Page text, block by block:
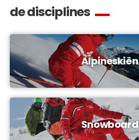
de disciplines
Alpineskiën
Snowboard